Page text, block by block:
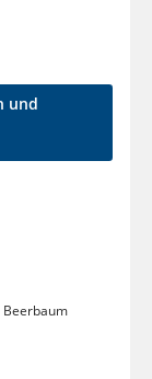
und
Beerbaum